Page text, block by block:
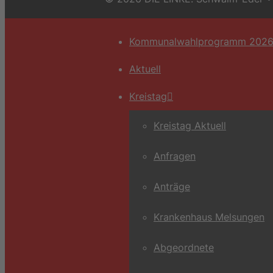
Kommunalwahlprogramm 2026
Aktuell
Kreistag
Kreistag Aktuell
Anfragen
Anträge
Krankenhaus Melsungen
Abgeordnete